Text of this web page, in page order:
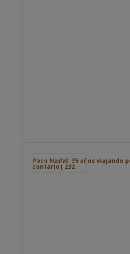
Podcast de viajes
Paco Nadal: 35 años viajando
contarlo| 232